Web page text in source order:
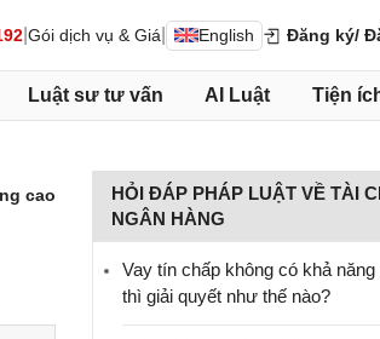
Gói dịch vụ & Giá English Đăng ký/
Luật sư tư vấn AI Luật Tiện
cao
HỎI ĐÁP PHÁP LUẬT VỀ TÀI
NGÂN HÀNG
Vay tín chấp không có khả
thì giải quyết như thế nào?